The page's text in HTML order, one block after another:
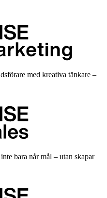
med kreativa tänkare –
bara når mål – utan skapar